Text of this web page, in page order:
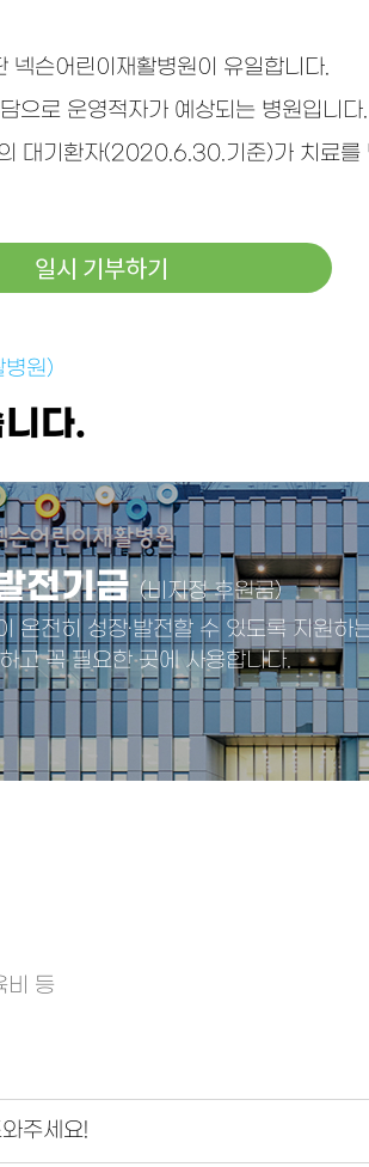
넥슨어린이재활병원이 유일합니다.
으로 운영적자가 예상되는 병원입니다.
대기환자(2020.6.30.기준)가 치료
일시 기부하기
원)
다.
전기금(비지정 후원금)
온전히 성장·발전할 수 있도록 지원하
고 꼭 필요한 곳에 사용합니다.
비 등
주세요!